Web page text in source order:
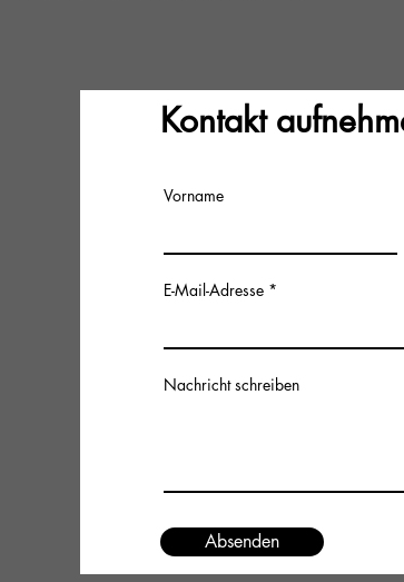
Kontakt
Vorname
E-Mail-Adresse
Nachricht schreiben
Absenden